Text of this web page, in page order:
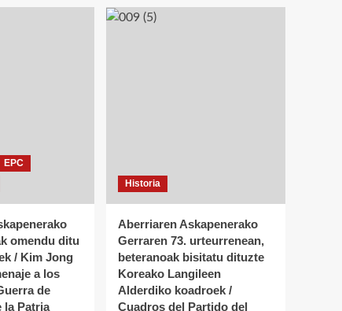
EPC
omendu ditu
/ Kim Jong
a los
de
la Patria
Historia
Aberriaren Askapenerako
Gerraren 73. urteurrenean,
beteranoak bisitatu dituzte
Koreako Langileen
Alderdiko koadroek /
Cuadros del Partido del